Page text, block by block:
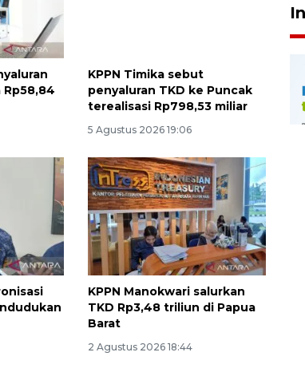
Rp58,84
KPPN Timika sebut
penyaluran TKD ke Puncak
terealisasi Rp798,53 miliar
5 Agustus 2026 19:06
KPPN Manokwari salurkan
TKD Rp3,48 triliun di Papua
Barat
2 Agustus 2026 18:44